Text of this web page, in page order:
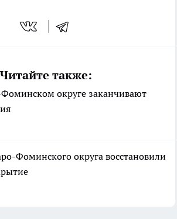
Читайте также:
округе заканчивают
Фоминского округа восстановили